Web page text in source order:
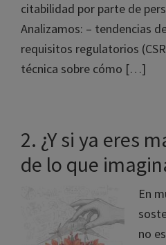
citabilidad por parte de
Analizamos: – tendencias
requisitos regulatorios
técnica sobre cómo […]
2. ¿Y si ya eres
de lo que
En
no